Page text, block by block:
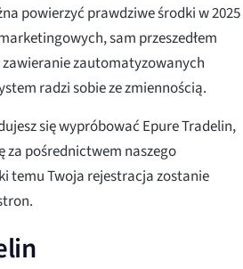
powierzyć prawdziwe środki w 2025
sam przeszedłem
zawieranie zautomatyzowanych
radzi sobie ze zmiennością.
się wypróbować Epure Tradelin,
za pośrednictwem naszego
temu Twoja rejestracja zostanie